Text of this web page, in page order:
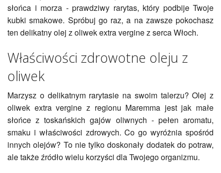
słońca i morza - prawdziwy rarytas, który podbije Twoje
kubki smakowe. Spróbuj go raz, a na zawsze pokochasz
ten delikatny olej z oliwek extra vergine z serca Włoch.
Właściwości zdrowotne oleju z
oliwek
Marzysz o delikatnym rarytasie na swoim talerzu? Olej z
oliwek extra vergine z regionu Maremma jest jak małe
słońce z toskańskich gajów oliwnych - pełen aromatu,
smaku i właściwości zdrowych. Co go wyróżnia spośród
innych olejów? To nie tylko doskonały dodatek do potraw,
ale także źródło wielu korzyści dla Twojego organizmu.